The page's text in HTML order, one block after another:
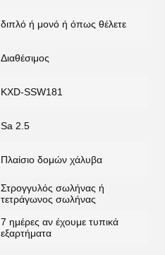
διπλό ή μονό ή όπως θέλετε
Διαθέσιμος
KXD-SSW181
Sa 2.5
Πλαίσιο δομών χάλυβα
Στρογγυλός σωλήνας ή
τετράγωνος σωλήνας
7 ημέρες αν έχουμε τυπικά
εξαρτήματα